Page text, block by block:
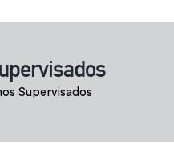
Supervisados